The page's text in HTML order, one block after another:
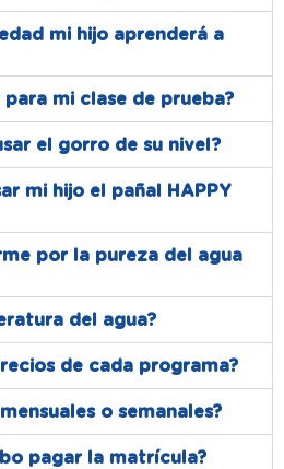
mi hijo aprenderá a
mi clase de prueba?
el gorro de su nivel?
mi hijo el pañal HAPPY
por la pureza del agua
del agua?
de cada programa?
o semanales?
pagar la matrícula?